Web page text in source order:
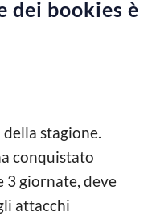
dei bookies è
stagione.
conquistato
3 giornate, deve
attacchi